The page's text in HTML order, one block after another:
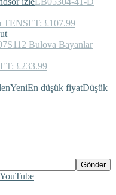
TENSET: £107.99
Bulova Bayanlar
£233.99
YeniEn düşük fiyatDüşük
YouTube